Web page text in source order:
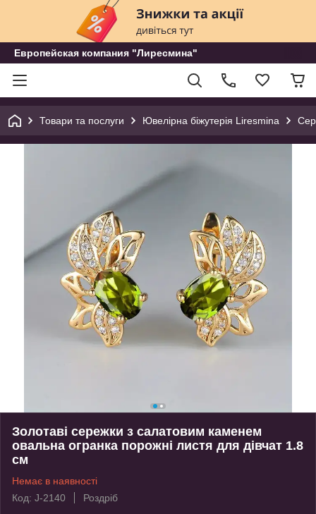
Европейская компания "Лиресмина"
Товари та послуги Ювелірна біжутерія Liresmina
Золотаві сережки з салатовим каменем
овальна огранка порожні листя для дівчат 1.8
см
Немає в наявності
Код: J-2140
Роздріб